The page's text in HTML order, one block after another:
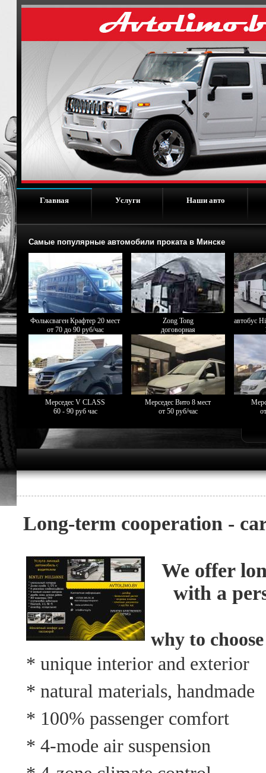
Главная Услуги Наши авто
Самые популярные автомобили проката в Минске
Фольксваген Крафтер 20 мест
от 70 до 90 руб/час
Zong Tong
договорная
автобус
Мерседес V CLASS
60 - 90 руб час
Мерседес Вито 8 мест
от 50 руб/час
Long-term cooperation -
We offer
with a
why to
* unique interior and exterior
* natural materials, handmade
* 100% passenger comfort
* 4-mode air suspension